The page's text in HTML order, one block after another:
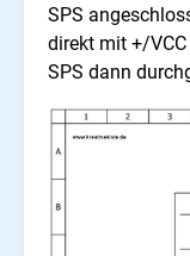
SPS
direkt mit +/
SPS dann